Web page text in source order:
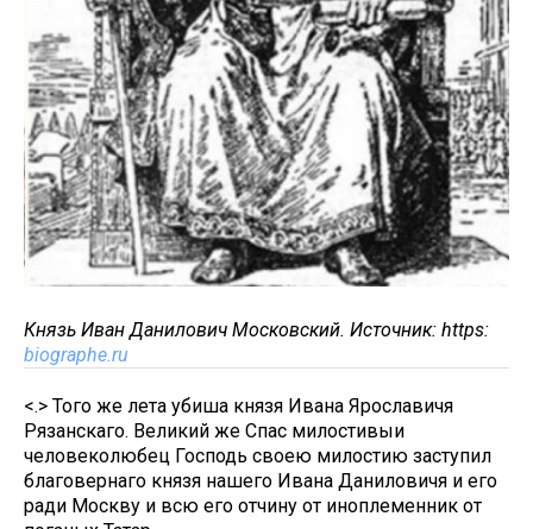
Князь Иван Данилович Московский. Источник: https:
biographe.ru
<.> Того же лета убиша князя Ивана Ярославичя
Рязанскаго. Великий же Спас милостивыи
человеколюбец Господь своею милостию заступил
благовернаго князя нашего Ивана Даниловичя и его
ради Москву и всю его отчину от иноплеменник от